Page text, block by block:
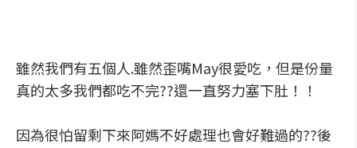
雖然我們有五個人.雖然歪嘴May很愛吃，但是份量
真的太多我們都吃不完??還一直努力塞下肚！！
因為很怕留剩下來阿媽不好處理也會好難過的??後